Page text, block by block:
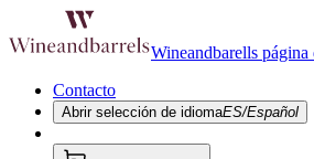
Wineandbarells
Contacto
Abrir selección de idiomaES/Español